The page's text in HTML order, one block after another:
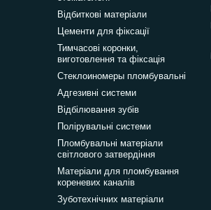
Відбиткові матеріали
Цементи для фіксації
Тимчасові коронки,
виготовлення та фіксація
Стеклоиномеры пломбувальні
Адгезивні системи
Відбілювання зубів
Полірувальні системи
Пломбувальні матеріали
світлового затвердіння
Матеріали для пломбування
кореневих каналів
Зуботехнічних матеріали